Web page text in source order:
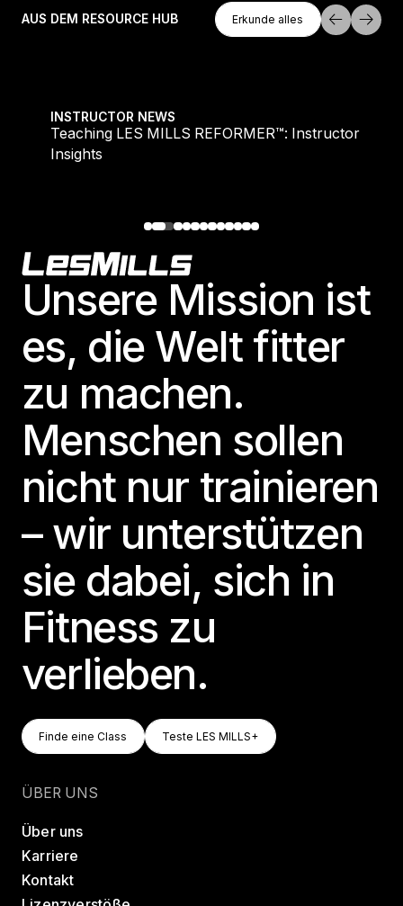
AUS DEM RESOURCE HUB
Erkunde Alles
Erkunde alles
INSTRUCTOR NEWS
Teaching LES MILLS REFORMER™: Instructor
Insights
Footer
Unsere Mission ist
es, die Welt fitter
zu machen.
Menschen sollen
nicht nur trainieren
– wir unterstützen
sie dabei, sich in
Fitness zu
verlieben.
Finde Eine Class
Finde eine Class
Teste LES MILLS+
Teste LES MILLS+
ÜBER UNS
Über uns
Karriere
Kontakt